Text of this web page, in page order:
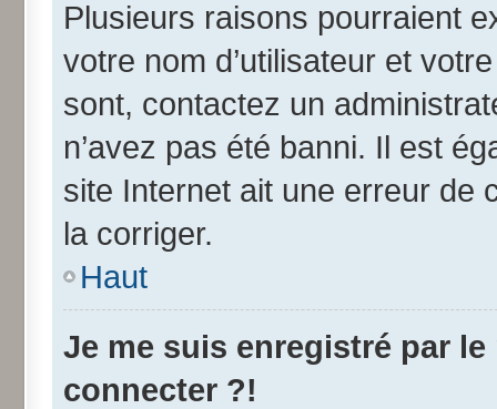
Plusieurs raisons pourraient
votre nom d’utilisateur et
sont, contactez un
n’avez pas été banni. Il est
site Internet ait une erreur de
la corriger.
Haut
Je me suis enregistré par
connecter ?!